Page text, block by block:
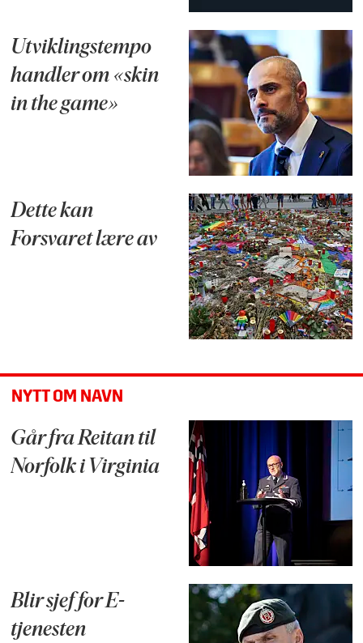
Utviklingstempo
handler om «skin
in the game»
Dette kan
Forsvaret lære av
NYTT OM NAVN
Går fra Reitan til
Norfolk i Virginia
Blir sjef for E-
tjenesten